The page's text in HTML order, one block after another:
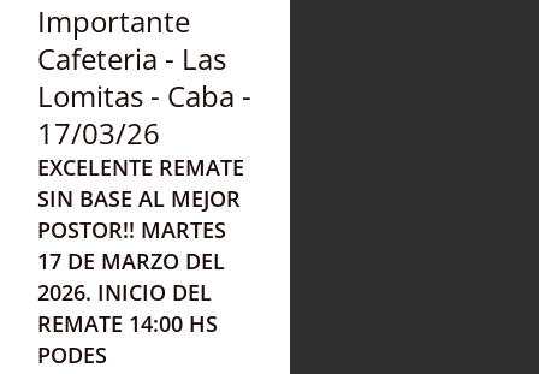
Importante
Cafeteria - Las
Lomitas - Caba -
17/03/26
EXCELENTE REMATE
SIN BASE AL MEJOR
POSTOR!! MARTES
17 DE MARZO DEL
2026. INICIO DEL
REMATE 14:00 HS
PODES